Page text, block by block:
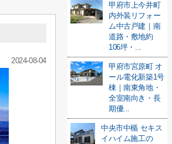
2024-08-04
甲府市上今井町
内外装リフォー
ム中古戸建｜南
道路・敷地約
106坪・...
甲府市宮原町 オ
ール電化新築1号
棟｜南東角地・
全室南向き・長
期優...
中央市中楯 セキス
イハイム施工の